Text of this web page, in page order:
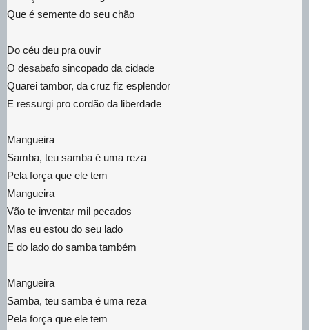
Que é semente do seu chão
Do céu deu pra ouvir
O desabafo sincopado da cidade
Quarei tambor, da cruz fiz esplendor
E ressurgi pro cordão da liberdade
Mangueira
Samba, teu samba é uma reza
Pela força que ele tem
Mangueira
Vão te inventar mil pecados
Mas eu estou do seu lado
E do lado do samba também
Mangueira
Samba, teu samba é uma reza
Pela força que ele tem